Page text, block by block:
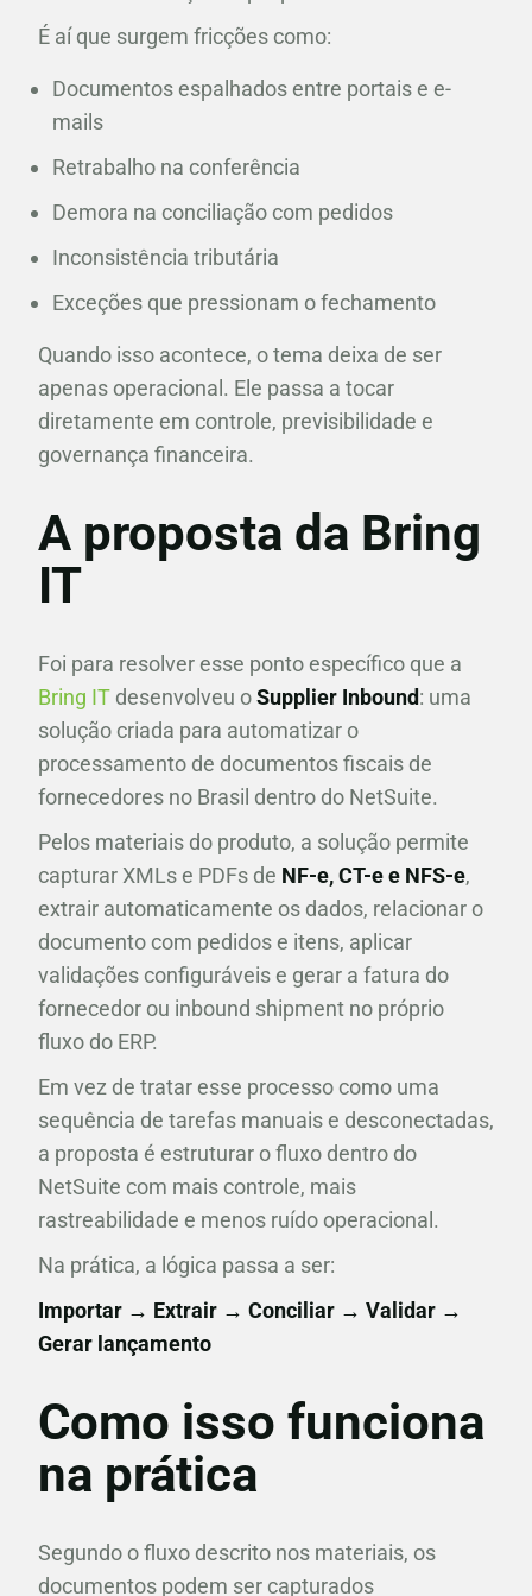
É aí que surgem fricções como:
Documentos espalhados entre portais e e-
mails
Retrabalho na conferência
Demora na conciliação com pedidos
Inconsistência tributária
Exceções que pressionam o fechamento
Quando isso acontece, o tema deixa de ser
apenas operacional. Ele passa a tocar
diretamente em controle, previsibilidade e
governança financeira.
A proposta da Bring
IT
Foi para resolver esse ponto específico que a
Bring IT desenvolveu oSupplier Inbound: uma
solução criada para automatizar o
processamento de documentos fiscais de
fornecedores no Brasil dentro do NetSuite.
Pelos materiais do produto, a solução permite
capturar XMLs e PDFs de NF-e, CT-e e NFS-e,
extrair automaticamente os dados, relacionar o
documento com pedidos e itens, aplicar
validações configuráveis e gerar a fatura do
fornecedor ou inbound shipment no próprio
fluxo do ERP.
Em vez de tratar esse processo como uma
sequência de tarefas manuais e desconectadas,
a proposta é estruturar o fluxo dentro do
NetSuite com mais controle, mais
rastreabilidade e menos ruído operacional.
Na prática, a lógica passa a ser:
Importar → Extrair → Conciliar → Validar →
Gerar lançamento
Como isso funciona
na prática
Segundo o fluxo descrito nos materiais, os
documentos podem ser capturados